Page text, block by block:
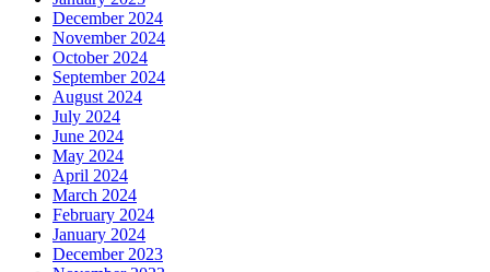
December 2024
November 2024
October 2024
September 2024
August 2024
July 2024
June 2024
May 2024
April 2024
March 2024
February 2024
January 2024
December 2023